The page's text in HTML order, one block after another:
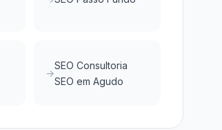
SEO Consultoria
SEO em Agudo